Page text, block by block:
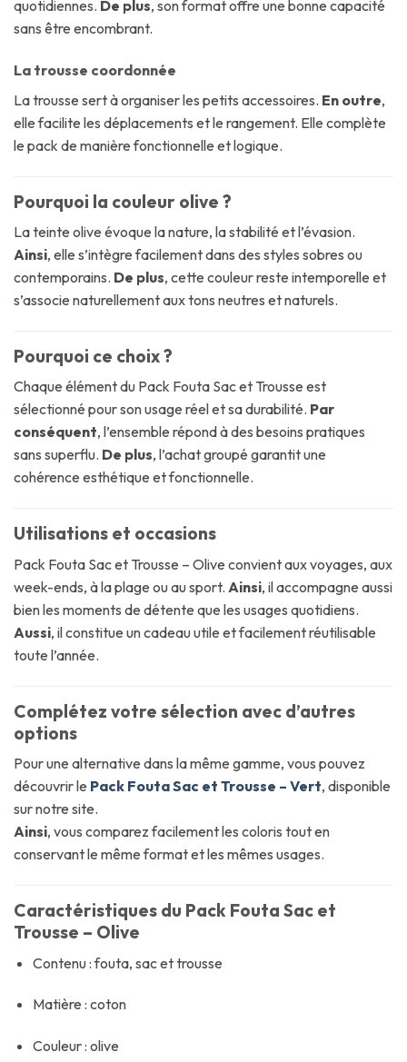
quotidiennes. De plus, son format offre une bonne capacité
sans être encombrant.
La trousse coordonnée
La trousse sert à organiser les petits accessoires. En outre,
elle facilite les déplacements et le rangement. Elle complète
le pack de manière fonctionnelle et logique.
Pourquoi la couleur olive ?
La teinte olive évoque la nature, la stabilité et l’évasion.
Ainsi, elle s’intègre facilement dans des styles sobres ou
contemporains. De plus, cette couleur reste intemporelle et
s’associe naturellement aux tons neutres et naturels.
Pourquoi ce choix ?
Chaque élément du Pack Fouta Sac et Trousse est
sélectionné pour son usage réel et sa durabilité. Par
conséquent, l’ensemble répond à des besoins pratiques
sans superflu. De plus, l’achat groupé garantit une
cohérence esthétique et fonctionnelle.
Utilisations et occasions
Pack Fouta Sac et Trousse – Olive convient aux voyages, aux
week-ends, à la plage ou au sport. Ainsi, il accompagne aussi
bien les moments de détente que les usages quotidiens.
Aussi, il constitue un cadeau utile et facilement réutilisable
toute l’année.
Complétez votre sélection avec d’autres
options
Pour une alternative dans la même gamme, vous pouvez
découvrir le Pack Fouta Sac et Trousse – Vert, disponible
sur notre site.
Ainsi, vous comparez facilement les coloris tout en
conservant le même format et les mêmes usages.
Caractéristiques du Pack Fouta Sac et
Trousse – Olive
Contenu : fouta, sac et trousse
Matière : coton
Couleur : olive